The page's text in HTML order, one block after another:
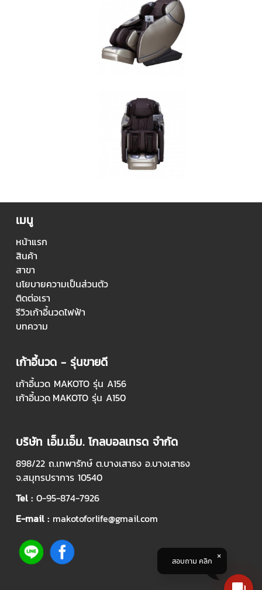
เมนู
หน้าแรก
สินค้า
สาขา
นโยบายความเป็นส่วนตัว
ติดต่อเรา
รีวิวเก้าอี้นวดไฟฟ้า
บทความ
เก้าอี้นวด - รุ่นขายดี
เก้าอี้นวด MAKOTO รุ่น A156
เก้าอี้นวด MAKOTO รุ่น A150
บริษัท เอ็ม.เอ็ม. โกลบอลเทรด จำกัด
898/22 ถ.เทพารักษ์ ต.บางเสาธง อ.บางเสาธง
จ.สมุทรปราการ 10540
Tel : 0-95-874-7926
E-mail : makotoforlife@gmail.com
สอบถาม คลิก